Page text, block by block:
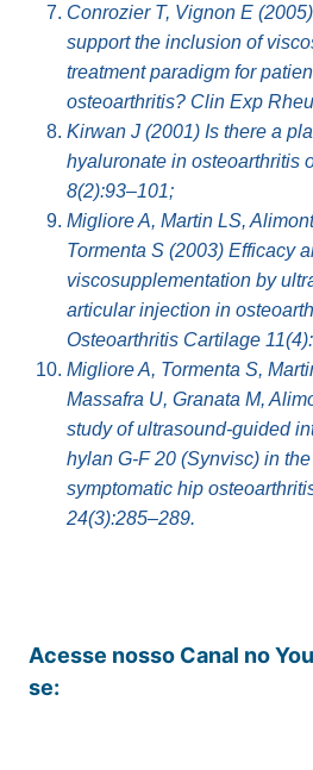
Conrozier T, Vignon E
support the inclusion of
treatment paradigm for
osteoarthritis? Clin Exp
Kirwan J (2001) Is there a
hyaluronate in osteoarthritis
8(2):93–101;
Migliore A, Martin LS,
Tormenta S (2003) Efficacy
viscosupplementation by
articular injection in
Osteoarthritis Cartilage
Migliore A, Tormenta S,
Massafra U, Granata M,
study of ultrasound-guided
hylan G-F 20 (Synvisc) in
symptomatic hip
24(3):285–289.
Acesse nosso Canal no
se: